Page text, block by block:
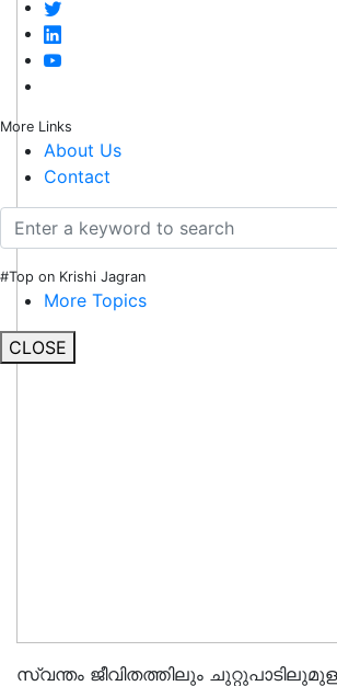
More Links
About Us
Contact
#Top on Krishi Jagran
More Topics
CLOSE
സ്വന്തം ജീവിതത്തിലും